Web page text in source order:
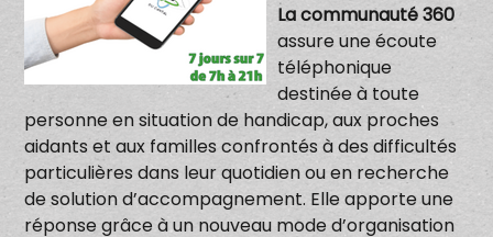
La communauté 360
assure une écoute
téléphonique
destinée à toute
personne en situation de handicap, aux proches
aidants et aux familles confrontés à des difficultés
particulières dans leur quotidien ou en recherche
de solution d’accompagnement. Elle apporte une
réponse grâce à un nouveau mode d’organisation